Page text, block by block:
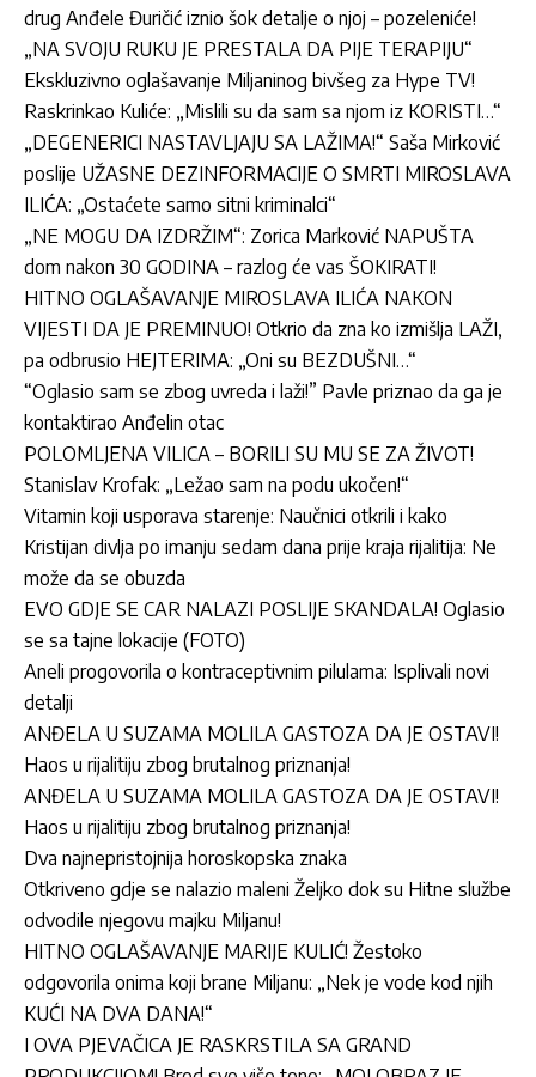
drug Anđele Đuričić iznio šok detalje o njoj – pozeleniće!
„NA SVOJU RUKU JE PRESTALA DA PIJE TERAPIJU“
Ekskluzivno oglašavanje Miljaninog bivšeg za Hype TV!
Raskrinkao Kuliće: „Mislili su da sam sa njom iz KORISTI…“
„DEGENERICI NASTAVLJAJU SA LAŽIMA!“ Saša Mirković
poslije UŽASNE DEZINFORMACIJE O SMRTI MIROSLAVA
ILIĆA: „Ostaćete samo sitni kriminalci“
„NE MOGU DA IZDRŽIM“: Zorica Marković NAPUŠTA
dom nakon 30 GODINA – razlog će vas ŠOKIRATI!
HITNO OGLAŠAVANJE MIROSLAVA ILIĆA NAKON
VIJESTI DA JE PREMINUO! Otkrio da zna ko izmišlja LAŽI,
pa odbrusio HEJTERIMA: „Oni su BEZDUŠNI…“
“Oglasio sam se zbog uvreda i laži!” Pavle priznao da ga je
kontaktirao Anđelin otac
POLOMLJENA VILICA – BORILI SU MU SE ZA ŽIVOT!
Stanislav Krofak: „Ležao sam na podu ukočen!“
Vitamin koji usporava starenje: Naučnici otkrili i kako
Kristijan divlja po imanju sedam dana prije kraja rijalitija: Ne
može da se obuzda
EVO GDJE SE CAR NALAZI POSLIJE SKANDALA! Oglasio
se sa tajne lokacije (FOTO)
Aneli progovorila o kontraceptivnim pilulama: Isplivali novi
detalji
ANĐELA U SUZAMA MOLILA GASTOZA DA JE OSTAVI!
Haos u rijalitiju zbog brutalnog priznanja!
ANĐELA U SUZAMA MOLILA GASTOZA DA JE OSTAVI!
Haos u rijalitiju zbog brutalnog priznanja!
Dva najnepristojnija horoskopska znaka
Otkriveno gdje se nalazio maleni Željko dok su Hitne službe
odvodile njegovu majku Miljanu!
HITNO OGLAŠAVANJE MARIJE KULIĆ! Žestoko
odgovorila onima koji brane Miljanu: „Nek je vode kod njih
KUĆI NA DVA DANA!“
I OVA PJEVAČICA JE RASKRSTILA SA GRAND